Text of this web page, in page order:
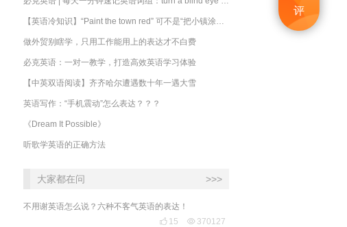
评
做外贸别瞎学，只用工作能用上的表达才不白费
必克英语：一对一教学，打造高效英语学习体验
【中英双语阅读】齐齐哈尔遭遇数十年一遇大雪
英语写作：“手机震动”怎么表达？？？
《Dream It Possible》
听歌学英语的正确方法
大家都在问 >>>
不用谢英语怎么说？六种不客气英语的表达！
 15  370127